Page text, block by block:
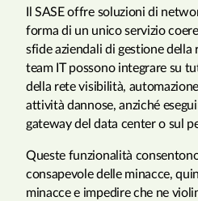
Il SASE offre soluzioni di
forma di un unico servizio
sfide aziendali di gestione della
team IT possono integrare su
della rete visibilità,
attività dannose, anziché
gateway del data center o sul
Queste funzionalità
consapevole delle minacce,
minacce e impedire che ne